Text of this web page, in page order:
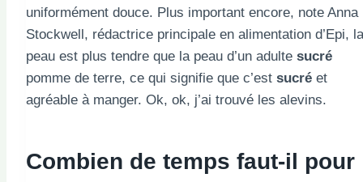
uniformément douce. Plus important encore, note Anna
Stockwell, rédactrice principale en alimentation d’Epi, la
peau est plus tendre que la peau d’un adulte sucré
pomme de terre, ce qui signifie que c’est sucré et
agréable à manger. Ok, ok, j’ai trouvé les alevins.
Combien de temps faut-il pour